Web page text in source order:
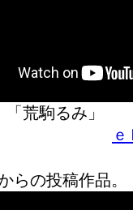
「荒駒るみ
らの投稿作品